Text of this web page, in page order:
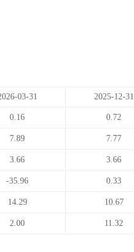
03-31 2025-12-31
0.16 0.72
7.89 7.77
3.66 3.66
-35.96 0.33
14.29 10.67
2.00 11.32